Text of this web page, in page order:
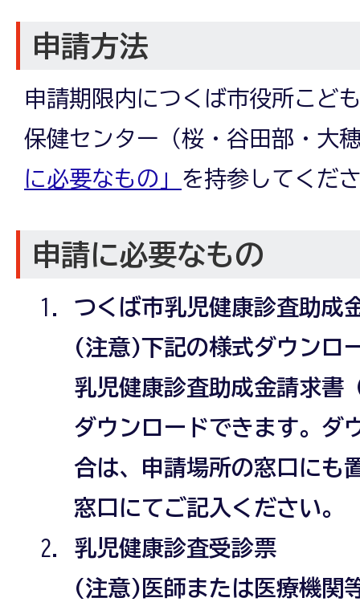
申請方法
申請期限内につくば市役所こど
保健センター（桜・谷田部・大
に必要なもの」 を持参してくだ
申請に必要なもの
つくば市乳児健康診査助成
(注意)下記の様式ダウンロ
乳児健康診査助成金請求書
ダウンロードできます。ダ
合は、申請場所の窓口にも
窓口にてご記入ください。
乳児健康診査受診票
(注意)医師または医療機関